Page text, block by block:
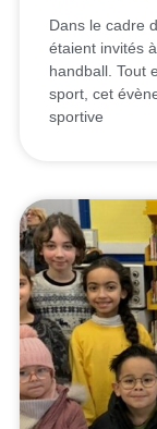
Dans le cadre
étaient invités
handball. Tout
sport, cet
sportive